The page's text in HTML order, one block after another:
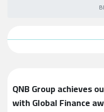
QNB Group achieves
with Global Finance